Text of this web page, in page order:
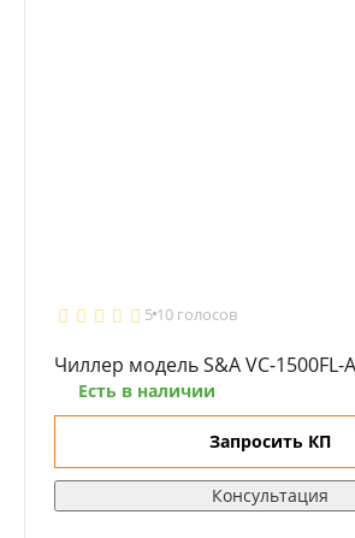
5 10 голосов
Чиллер модель S&A VC-1500FL-
Есть в наличии
Запросить КП
Консультация